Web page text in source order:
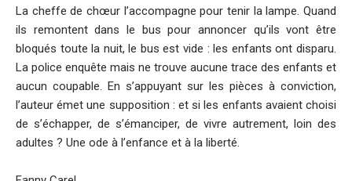
La cheffe de chœur l’accompagne pour tenir la lampe. Quand
ils remontent dans le bus pour annoncer qu’ils vont être
bloqués toute la nuit, le bus est vide : les enfants ont disparu.
La police enquête mais ne trouve aucune trace des enfants et
aucun coupable. En s’appuyant sur les pièces à conviction,
l’auteur émet une supposition : et si les enfants avaient choisi
de s’échapper, de s’émanciper, de vivre autrement, loin des
adultes ? Une ode à l’enfance et à la liberté.